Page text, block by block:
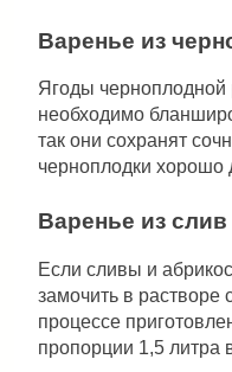
Варенье из
Ягоды
необходимо
так они сохранят
черноплодки хорошо
Варенье из
Если сливы и
замочить в растворе
процессе
пропорции 1,5 литра